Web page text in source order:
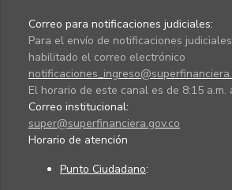
Correo para notificaciones judiciales:
Para el envío de notificaciones
habilitado el correo electrónico
El horario de este canal es de 8:15 a.m.
Correo institucional:
super@superfinanciera.gov.co
Horario de atención
Punto Ciudadano: